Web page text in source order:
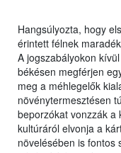
Hangsúlyozta, hogy
érintett félnek
A jogszabályokon
békésen megférjen
meg a méhlegelők
növénytermesztésen
beporzókat vonzzák a
kultúráról elvonja a
növelésében is fontos